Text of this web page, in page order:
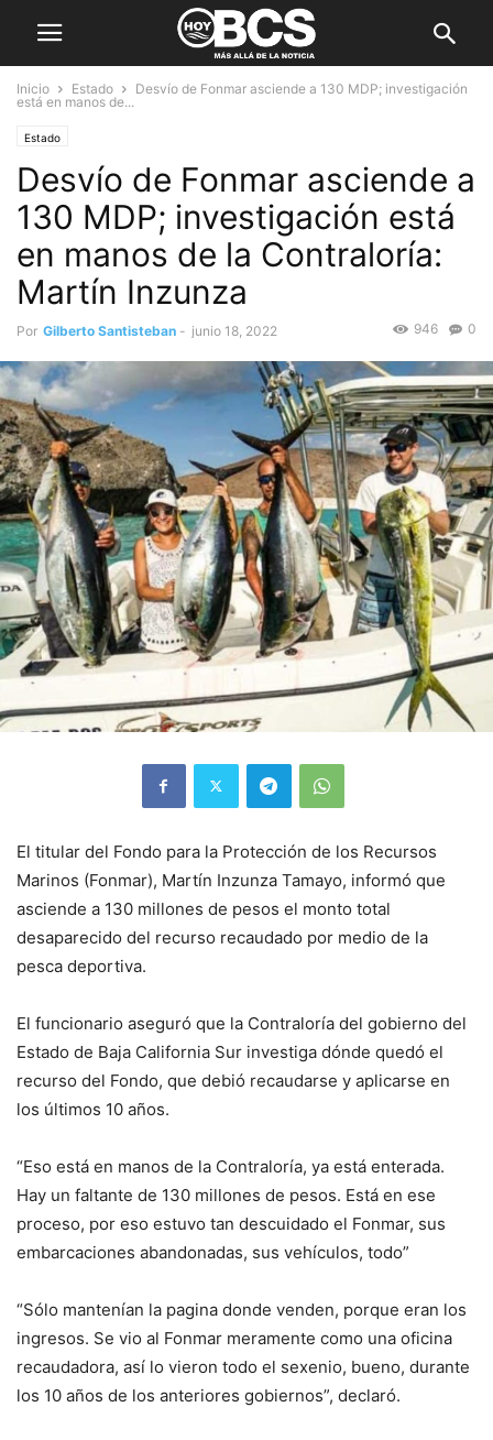
Inicio Estado
Desvío de Fonmar asciende a 130 MDP; investigación
está en manos de...
Estado
Desvío de Fonmar asciende a
130 MDP; investigación está
en manos de la Contraloría:
Martín Inzunza
Por Gilberto Santisteban - junio 18, 2022 0
946
El titular del Fondo para la Protección de los Recursos
Marinos (Fonmar), Martín Inzunza Tamayo, informó que
asciende a 130 millones de pesos el monto total
desaparecido del recurso recaudado por medio de la
pesca deportiva.
El funcionario aseguró que la Contraloría del gobierno del
Estado de Baja California Sur investiga dónde quedó el
recurso del Fondo, que debió recaudarse y aplicarse en
los últimos 10 años.
“Eso está en manos de la Contraloría, ya está enterada.
Hay un faltante de 130 millones de pesos. Está en ese
proceso, por eso estuvo tan descuidado el Fonmar, sus
embarcaciones abandonadas, sus vehículos, todo”
“Sólo mantenían la pagina donde venden, porque eran los
ingresos. Se vio al Fonmar meramente como una oficina
recaudadora, así lo vieron todo el sexenio, bueno, durante
los 10 años de los anteriores gobiernos”, declaró.